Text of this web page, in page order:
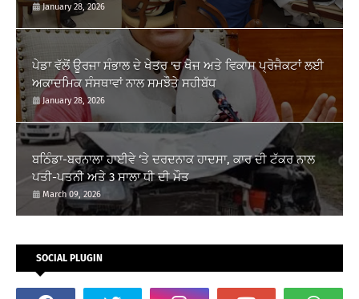
January 28, 2026
ਪੇਡਾ ਵੱਲੋਂ ਊਰਜਾ ਸੰਭਾਲ ਦੇ ਖੇਤਰ 'ਚ ਖੋਜ ਅਤੇ ਵਿਕਾਸ ਪ੍ਰੋਜੈਕਟਾਂ ਲਈ
ਅਕਾਦਮਿਕ ਸੰਸਥਾਵਾਂ ਨਾਲ ਸਮਝੌਤੇ ਸਹੀਬੱਧ
January 28, 2026
ਬਠਿੰਡਾ-ਬਰਨਾਲਾ ਹਾਈਵੇ ‘ਤੇ ਦਰਦਨਾਕ ਹਾਦਸਾ, ਕਾਰ ਦੀ ਟੱਕਰ ਨਾਲ
ਪਤੀ-ਪਤਨੀ ਅਤੇ 3 ਸਾਲਾ ਧੀ ਦੀ ਮੌਤ
March 09, 2026
SOCIAL PLUGIN